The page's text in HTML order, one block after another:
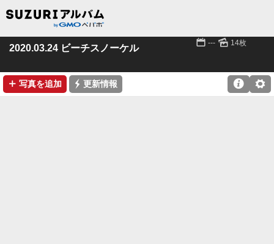
2020.03.24 ビーチスノーケル 📅 --- 🌄 14枚
➕ 写真を追加 ⚡ 更新情報 ⚙
